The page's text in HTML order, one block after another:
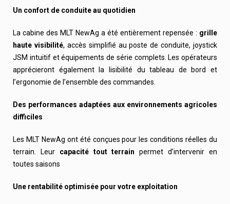
Un confort de conduite au quotidien
La cabine des MLT NewAg a été entièrement repensée : grille
haute visibilité, accès simplifié au poste de conduite, joystick
JSM intuitif et équipements de série complets. Les opérateurs
apprécieront également la lisibilité du tableau de bord et
l’ergonomie de l’ensemble des commandes.
Des performances adaptées aux environnements agricoles
difficiles
Les MLT NewAg ont été conçues pour les conditions réelles du
terrain. Leur capacité tout terrain permet d’intervenir en
toutes saisons
Une rentabilité optimisée pour votre exploitation